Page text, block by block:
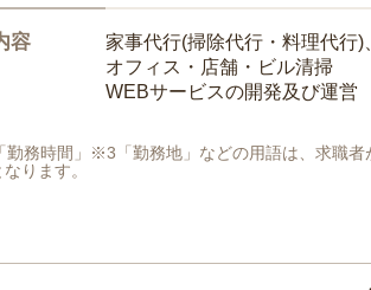
容
家事代行(掃除代行・料理代行
オフィス・店舗・ビル清掃
WEBサービスの開発及び運営
務時間」※3「勤務地」などの用語は、求職者
ります。